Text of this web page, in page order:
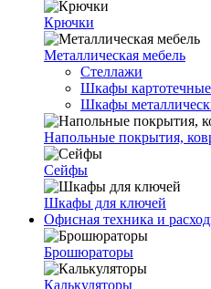
Крючки
Металлическая мебель
Стеллажи
Шкафы картотечные
Шкафы
Напольные покрытия,
Сейфы
Шкафы для ключей
Офисная техника и
Брошюраторы
Калькуляторы